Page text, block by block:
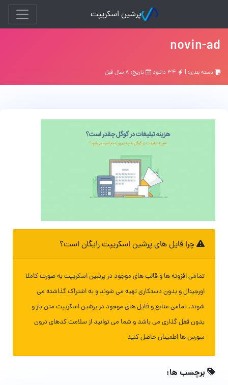
پرشین اسکریپت
novin-ad
دسته بندی: | تاریخ: ۸ سال قبل
چرا فایل های پرشین اسکریپت رایگان است؟
تمامی افزونه ها و قالب های موجود در پرشین اسکریپت به صورت کاملا
اورجینال و بدون دستکاری تهیه می شوند و به اشتراک گذاشته می
شوند. تمامی منابع و فایل های موجود در پرشین اسکریپت متن باز و
بدون قفل گذاری می باشد و شما می توانید از سلامت کدهای درون
سورس ها اطمینان حاصل کنید
برچسب ها: